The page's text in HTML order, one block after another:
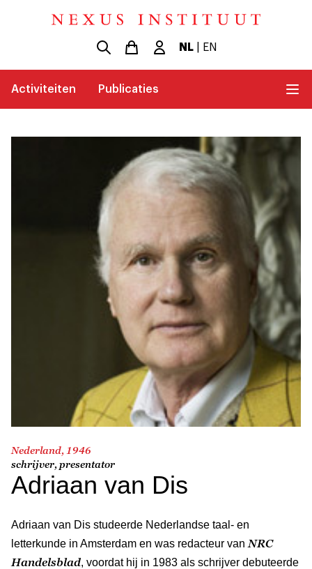
NL| EN
Activiteiten Publicaties
Nederland, 1946
schrijver, presentator
Adriaan van Dis
Adriaan van Dis studeerde Nederlandse taal- en
letterkunde in Amsterdam en was redacteur van NRC
Handelsblad, voordat hij in 1983 als schrijver debuteerde